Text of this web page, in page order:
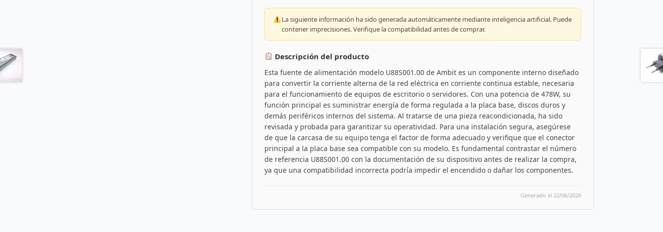
La siguiente información ha sido generada automáticamente mediante inteligencia artificial. Puede
contener imprecisiones. Verifique la compatibilidad antes de comprar.
Descripción del producto
Esta fuente de alimentación modelo U88S001.00 de Ambit es un componente interno diseñado
para convertir la corriente alterna de la red eléctrica en corriente continua estable, necesaria
para el funcionamiento de equipos de escritorio o servidores. Con una potencia de 478W, su
función principal es suministrar energía de forma regulada a la placa base, discos duros y
demás periféricos internos del sistema. Al tratarse de una pieza reacondicionada, ha sido
revisada y probada para garantizar su operatividad. Para una instalación segura, asegúrese
de que la carcasa de su equipo tenga el factor de forma adecuado y verifique que el conector
principal a la placa base sea compatible con su modelo. Es fundamental contrastar el número
de referencia U88S001.00 con la documentación de su dispositivo antes de realizar la compra,
ya que una compatibilidad incorrecta podría impedir el encendido o dañar los componentes.
Generado el 22/06/2026